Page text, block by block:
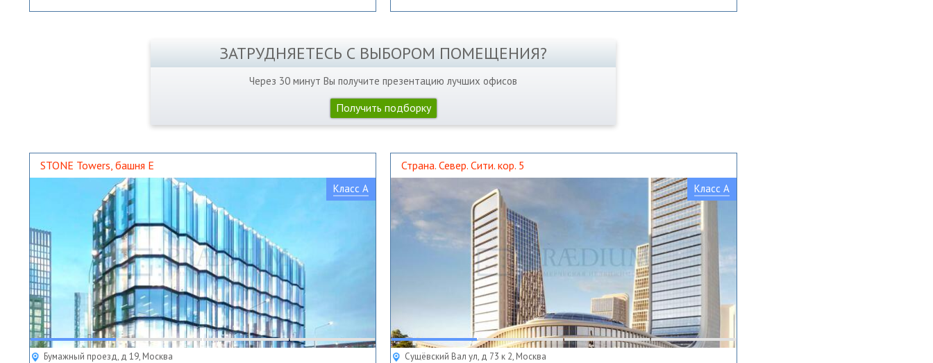
ЗАТРУДНЯЕТЕСЬ С ВЫБОРОМ ПОМЕЩЕНИЯ?
Через 30 минут Вы получите презентацию лучших офисов
Получить подборку
STONE Towers, башня Е
Класс A
Бумажный проезд, д 19, Москва
Страна. Север. Сити. кор. 5
Класс A
Сущёвский Вал ул, д 73 к 2, Москва